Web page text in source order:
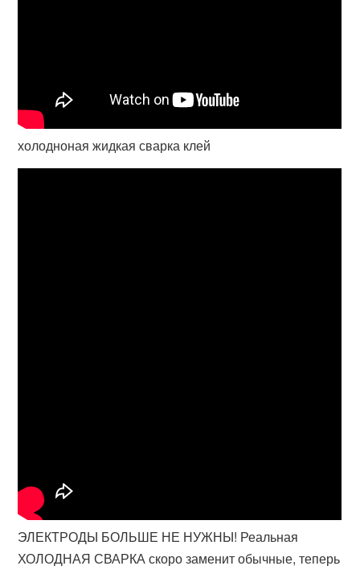
холодноная жидкая сварка клей
ЭЛЕКТРОДЫ БОЛЬШЕ НЕ НУЖНЫ! Реальная
ХОЛОДНАЯ СВАРКА скоро заменит обычные, теперь